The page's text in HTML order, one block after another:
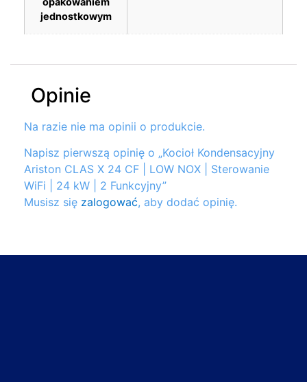
jednostkowym
Opinie
Na razie nie ma opinii o produkcie.
Napisz pierwszą opinię o „Kocioł Kondensacyjny
Ariston CLAS X 24 CF | LOW NOX | Sterowanie
WiFi | 24 kW | 2 Funkcyjny”
Musisz się zalogować, aby dodać opinię.